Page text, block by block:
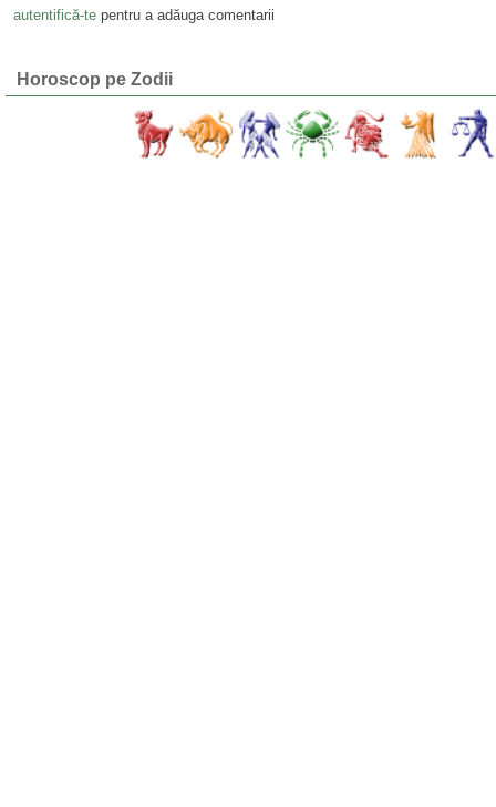
autentifică-tepentru a adăuga comentarii
Horoscop pe Zodii